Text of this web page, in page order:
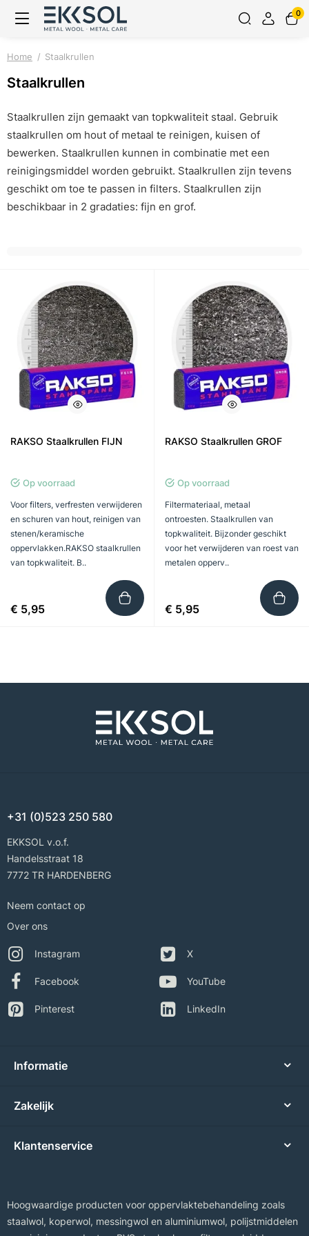
0
Home Staalkrullen
Staalkrullen
Staalkrullen zijn gemaakt van topkwaliteit staal. Gebruik
staalkrullen om hout of metaal te reinigen, kuisen of
bewerken. Staalkrullen kunnen in combinatie met een
reinigingsmiddel worden gebruikt. Staalkrullen zijn tevens
geschikt om toe te passen in filters. Staalkrullen zijn
beschikbaar in 2 gradaties: fijn en grof.
RAKSO Staalkrullen FIJN
Op voorraad
Voor filters, verfresten verwijderen
en schuren van hout, reinigen van
stenen/keramische
oppervlakken.RAKSO staalkrullen
van topkwaliteit. B..
€ 5,95
RAKSO Staalkrullen GROF
Op voorraad
Filtermateriaal, metaal
ontroesten. Staalkrullen van
topkwaliteit. Bijzonder geschikt
voor het verwijderen van roest van
metalen opperv..
€ 5,95
+31 (0)523 250 580
EKKSOL v.o.f.
Handelsstraat 18
7772 TR HARDENBERG
Neem contact op
Over ons
Instagram
Facebook
Pinterest
X
YouTube
LinkedIn
Informatie
Zakelijk
Klantenservice
Hoogwaardige producten voor oppervlaktebehandeling zoals
staalwol, koperwol, messingwol en aluminiumwol, polijstmiddelen